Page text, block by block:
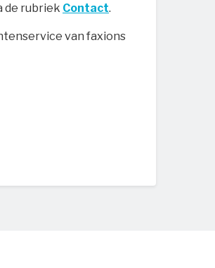
de rubriek Contact.
van faxions